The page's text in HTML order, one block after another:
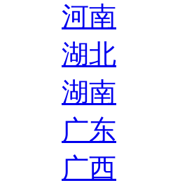
河南
湖北
湖南
广东
广西